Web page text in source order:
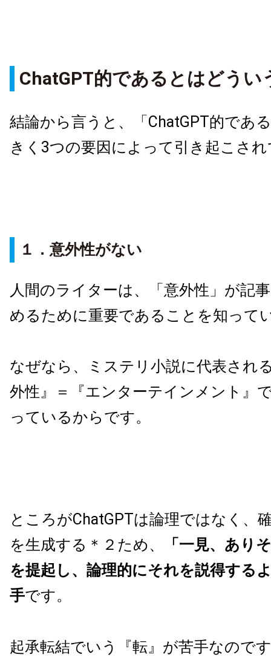
ChatGPT的であるとはどうい
結論から言うと、「ChatGPT的であ
きく3つの要因によって引き起こさ
１．意外性がない
人間のライターは、「意外性」が記
めるために重要であることを知って
なぜなら、ミステリ小説に代表され
外性』＝『エンターテインメント』
っているからです。
ところがChatGPTは論理ではなく、
を生成する＊２ため、
「一見、あり
を提起し、論理的にそれを説得する
手です。
起承転結でいう『転』が苦手なので